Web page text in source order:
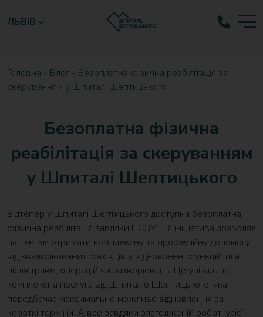
ЛЬВІВ
Головна - Блог - Безоплатна фізична реабілітація за
скеруванням у Шпиталі Шептицького
Безоплатна фізична
реабілітація за скеруванням
у Шпиталі Шептицького
Відтепер у Шпиталі Шептицького доступна безоплатна
фізична реабілітація завдяки НСЗУ. Ця ініціатива дозволяє
пацієнтам отримати комплексну та професійну допомогу
від кваліфікованих фахівців у відновленні функцій тіла
після травм, операцій чи захворювань. Це унікальна
комплексна послуга від Шпиталю Шептицького, яка
передбачає максимально можливе відновлення за
короткі терміни. А все завдяки злагодженій роботі усієї